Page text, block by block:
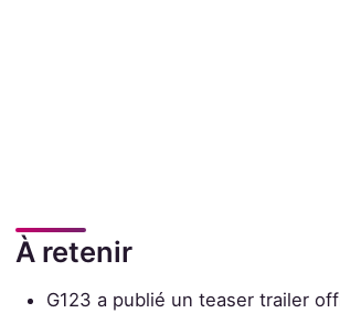
À retenir
G123 a publié un teaser trailer